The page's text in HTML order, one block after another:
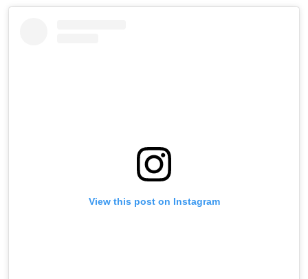
View this post on Instagram